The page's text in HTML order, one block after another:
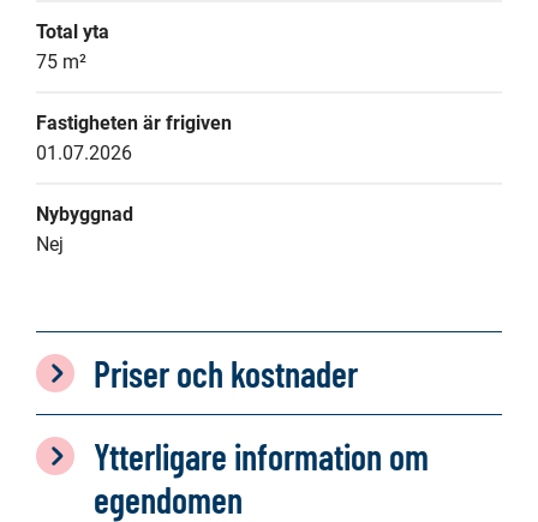
Total yta
75 m²
Fastigheten är frigiven
01.07.2026
Nybyggnad
Nej
Priser och kostnader
Ytterligare information om
egendomen